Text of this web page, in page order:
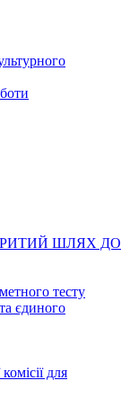
ШЛЯХ ДО
тесту
єдиного
для